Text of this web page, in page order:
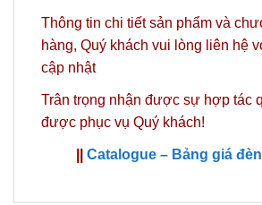
Thông tin chi tiết sản phẩm và
hàng, Quý khách vui lòng liên hệ
cập nhật
Trân trọng nhận được sự hợp tác
được phục vụ Quý khách!
Catalogue – Bảng giá